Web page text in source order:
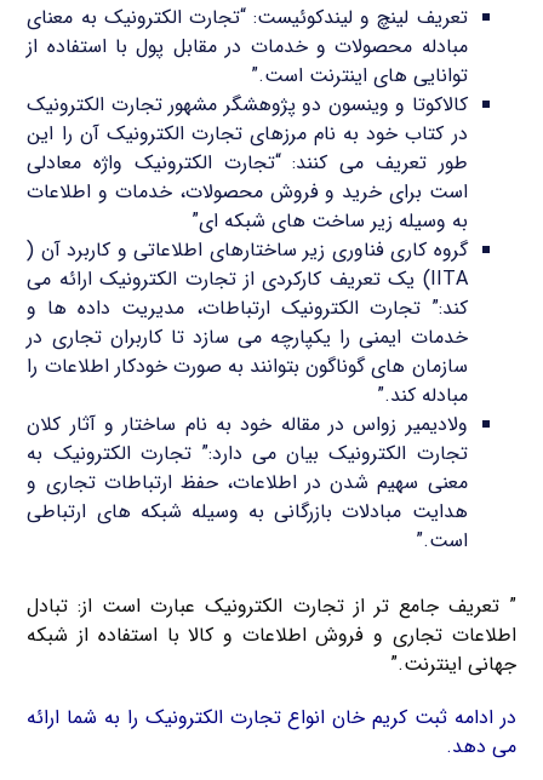
تعریف لینچ و لیندکوئیست: “تجارت الکترونیک به معنای
مبادله محصولات و خدمات در مقابل پول با استفاده از
توانایی های اینترنت است.”
کالاکوتا و وینسون دو پژوهشگر مشهور تجارت الکترونیک
در کتاب خود به نام مرزهای تجارت الکترونیک آن را این
طور تعریف می کنند: “تجارت الکترونیک واژه معادلی
است برای خرید و فروش محصولات، خدمات و اطلاعات
به وسیله زیر ساخت های شبکه ای”
گروه کاری فناوری زیر ساختارهای اطلاعاتی و کاربرد آن (
IITA) یک تعریف کارکردی از تجارت الکترونیک ارائه می
کند:” تجارت الکترونیک ارتباطات، مدیریت داده ها و
خدمات ایمنی را یکپارچه می سازد تا کاربران تجاری در
سازمان های گوناگون بتوانند به صورت خودکار اطلاعات را
مبادله کند.”
ولادیمیر زواس در مقاله خود به نام ساختار و آثار کلان
تجارت الکترونیک بیان می دارد:” تجارت الکترونیک به
معنی سهیم شدن در اطلاعات، حفظ ارتباطات تجاری و
هدایت مبادلات بازرگانی به وسیله شبکه های ارتباطی
است.”
” تعریف جامع تر از تجارت الکترونیک عبارت است از: تبادل
اطلاعات تجاری و فروش اطلاعات و کالا با استفاده از شبکه
جهانی اینترنت.”
در ادامه ثبت کریم خان انواع تجارت الکترونیک را به شما ارائه
می دهد.